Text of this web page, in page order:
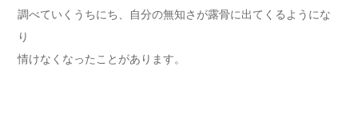
調べていくうちにち、自分の無知さが露骨に出てくるようにな
り
情けなくなったことがあります。